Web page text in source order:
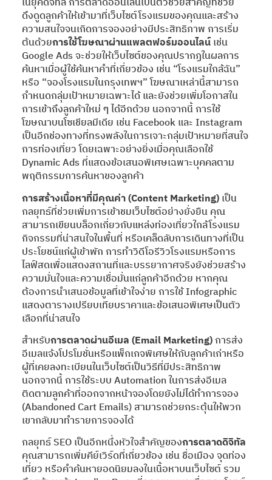
ดึงดูดลูกค้าให้เข้ามาที่เว็บไซต์โรงแรมของคุณและสร้าง
ความสนใจจนเกิดการจองอย่างมีประสิทธิภาพ การเริ่ม
ต้นด้วยการใช้โฆษณาผ่านแพลตฟอร์มออนไลน์เช่น
Google Ads จะช่วยให้เว็บไซต์ของคุณปรากฏในผลการ
ค้นหาเมื่อผู้ใช้ค้นหาคำที่เกี่ยวข้อง เช่น “โรงแรมใกล้ฉัน”
หรือ “จองโรงแรมในกรุงเทพฯ” โฆษณาเหล่านี้สามารถ
กำหนดกลุ่มเป้าหมายเฉพาะได้ และยังช่วยเพิ่มโอกาสใน
การเข้าถึงลูกค้าใหม่ ๆ ได้อีกด้วย นอกจากนี้ การใช้
โฆษณาบนโซเชียลมีเดีย เช่น Facebook และ Instagram
เป็นอีกช่องทางที่ทรงพลังในการเจาะกลุ่มเป้าหมายที่สนใจ
การท่องเที่ยว โดยเฉพาะอย่างยิ่งเมื่อคุณเลือกใช้
Dynamic Ads ที่แสดงข้อเสนอพิเศษเฉพาะบุคคลตาม
พฤติกรรมการค้นหาของลูกค้า
การสร้างเนื้อหาที่มีคุณค่า (Content Marketing)เป็น
กลยุทธ์ที่ช่วยเพิ่มการเข้าชมเว็บไซต์อย่างยั่งยืน คุณ
สามารถเขียนบล็อกเกี่ยวกับแหล่งท่องเที่ยวใกล้โรงแรม
กิจกรรมที่น่าสนใจในพื้นที่ หรือเคล็ดลับการเดินทางที่เป็น
ประโยชน์แก่ผู้เข้าพัก การทำวิดีโอรีวิวโรงแรมหรือการ
ไลฟ์สดเพื่อแสดงสถานที่และบรรยากาศจริงยังช่วยสร้าง
ความมั่นใจและความเชื่อมั่นแก่ลูกค้าอีกด้วย หากคุณ
ต้องการนำเสนอข้อมูลที่เข้าใจง่าย การใช้ Infographic
แสดงตารางเปรียบเทียบราคาและข้อเสนอพิเศษเป็นตัว
เลือกที่น่าสนใจ
สำหรับการตลาดผ่านอีเมล(Email Marketing)การส่ง
อีเมลแจ้งโปรโมชั่นหรือแพ็กเกจพิเศษให้กับลูกค้าเก่าหรือ
ผู้ที่เคยลงทะเบียนในเว็บไซต์เป็นวิธีที่มีประสิทธิภาพ
นอกจากนี้ การใช้ระบบ Automation ในการส่งอีเมล
ติดตามลูกค้าที่ออกจากหน้าจองโดยยังไม่ได้ทำการจอง
(Abandoned Cart Emails) สามารถช่วยกระตุ้นให้พวก
เขากลับมาทำรายการจองได้
กลยุทธ์ SEO เป็นอีกหนึ่งหัวใจสำคัญของการตลาดดิจิทัล
คุณสามารถเพิ่มคีย์เวิร์ดที่เกี่ยวข้อง เช่น ชื่อเมือง จุดท่อง
เที่ยว หรือคำค้นหายอดนิยมลงในเนื้อหาบนเว็บไซต์ รวม